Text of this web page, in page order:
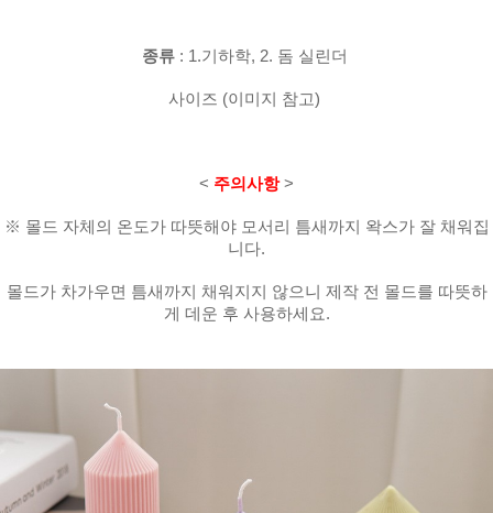
종류: 1.기하학, 2. 돔 실린더
사이즈 (이미지 참고)
< 주의사항>
※ 몰드 자체의 온도가 따뜻해야 모서리 틈새까지 왁스가 잘 채워집
니다.
몰드가 차가우면 틈새까지 채워지지 않으니 제작 전 몰드를 따뜻하
게 데운 후 사용하세요.